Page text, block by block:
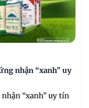
nhận “xanh” uy
“xanh” uy tín